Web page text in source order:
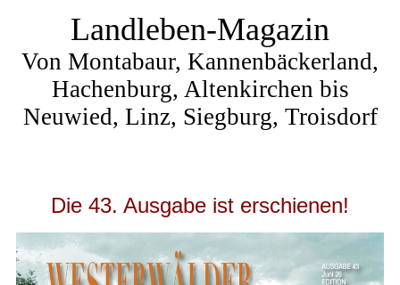
Landleben-Magazin
Von Montabaur, Kannenbäckerland,
Hachenburg, Altenkirchen bis
Neuwied, Linz, Siegburg, Troisdorf
Die 43. Ausgabe ist erschienen!